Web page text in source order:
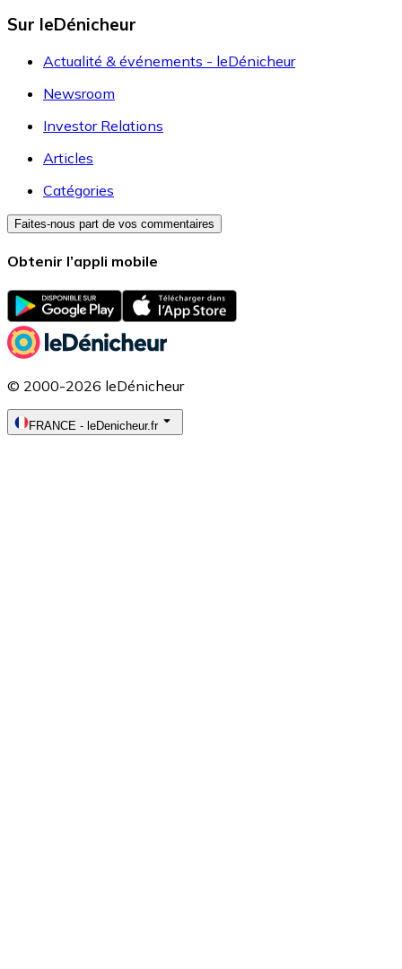
Sur leDénicheur
Actualité & événements - leDénicheur
Newsroom
Investor Relations
Articles
Catégories
Faites-nous part de vos commentaires
Obtenir l’appli mobile
© 2000-2026 leDénicheur
FRANCE - leDenicheur.fr